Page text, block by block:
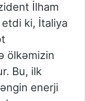
İlham
ki, İtaliya
ölkəmizin
Bu, ilk
enerji